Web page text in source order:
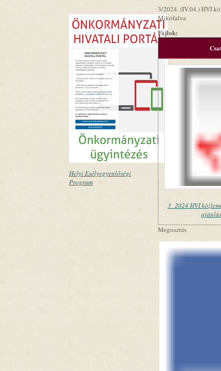
Helyi Esélyegyenlőségi
Program
3/2024. (IV.04.) HVI
Mikófalva
Fájlok:
3_2024 HVI
Megosztás